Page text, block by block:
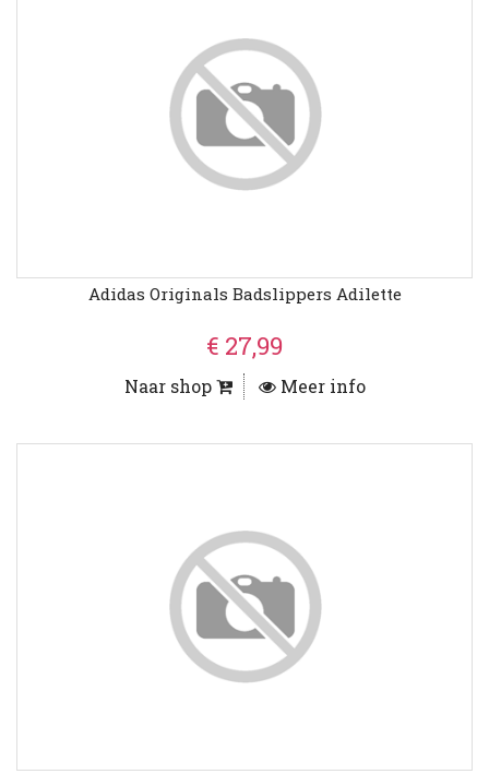
Adidas Originals Badslippers Adilette
€ 27,99
Naar shop Meer info